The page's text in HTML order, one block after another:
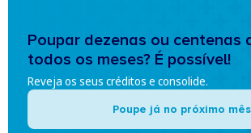
Poupar dezenas ou centenas
todos os meses? É possível!
Reveja os seus créditos e consolide.
Poupe já no próximo mês